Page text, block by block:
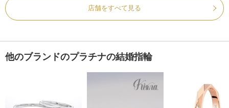
店舗をすべて見る
他のブランドのプラチナの結婚指輪